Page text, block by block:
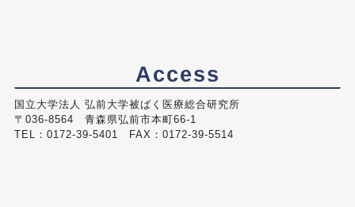
Access
国立大学法人 弘前大学被ばく医療総合研究所
〒036-8564 青森県弘前市本町66-1
TEL：0172-39-5401 FAX：0172-39-5514